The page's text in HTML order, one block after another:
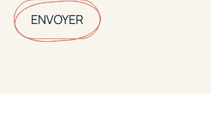
ENVOYER